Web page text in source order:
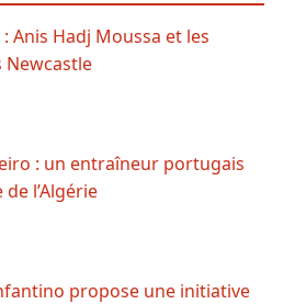
Anis Hadj Moussa et les
: un entraîneur portugais
l’Algérie
propose une initiative